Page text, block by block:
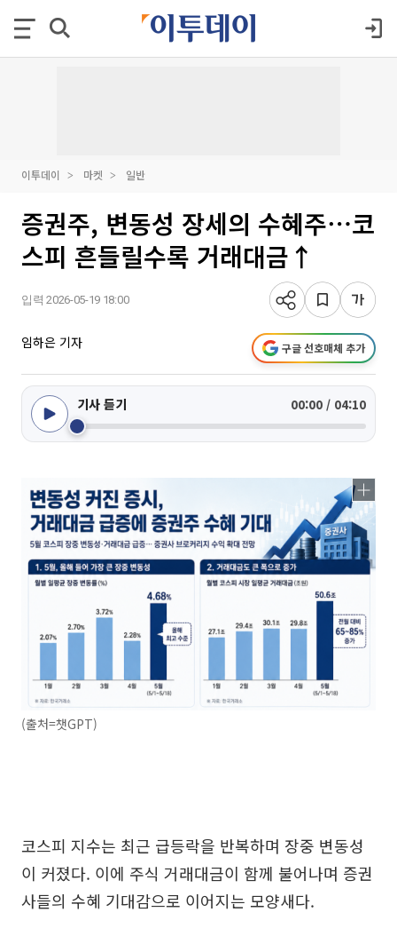
이투데이 마켓 일반
증권주, 변동성 장세의 수혜주⋯코
스피 흔들릴수록 거래대금↑
입력 2026-05-19 18:00
임하은 기자 구글 선호매체 추가
기사 듣기 00:00 / 04:10
(출처=챗GPT)
코스피 지수는 최근 급등락을 반복하며 장중 변동성
이 커졌다. 이에 주식 거래대금이 함께 불어나며 증권
사들의 수혜 기대감으로 이어지는 모양새다.